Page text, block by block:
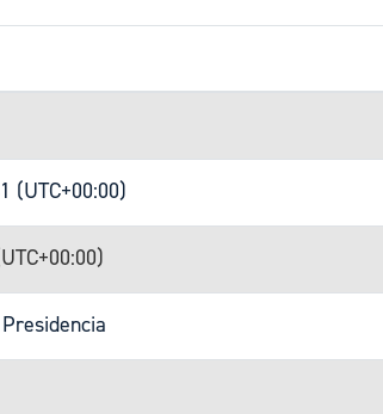
(UTC+00:00)